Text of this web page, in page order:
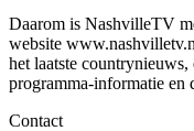
Daarom is NashvilleTV
website
het laatste countrynieuws,
programma-informatie en
Contact